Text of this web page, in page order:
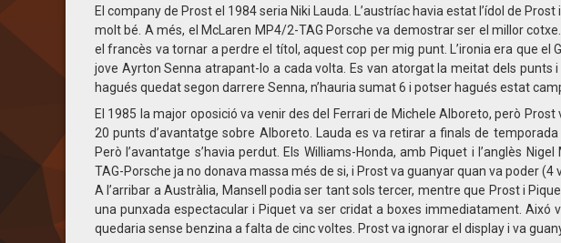
El company de Prost el 1984 seria Niki Lauda. L’austríac havia estat l’ídol de
molt bé. A més, el McLaren MP4/2-TAG Porsche va demostrar ser el millor
el francès va tornar a perdre el títol, aquest cop per mig punt. L’ironia era que el
jove Ayrton Senna atrapant-lo a cada volta. Es van atorgat la meitat dels punts
hagués quedat segon darrere Senna, n’hauria sumat 6 i potser hagués estat
El 1985 la major oposició va venir des del Ferrari de Michele Alboreto, però
20 punts d’avantatge sobre Alboreto. Lauda es va retirar a finals de
Però l’avantatge s’havia perdut. Els Williams-Honda, amb Piquet i l’anglès
TAG-Porsche ja no donava massa més de si, i Prost va guanyar quan va poder
A l’arribar a Austràlia, Mansell podia ser tant sols tercer, mentre que Prost i
una punxada espectacular i Piquet va ser cridat a boxes immediatament. Aixó
quedaria sense benzina a falta de cinc voltes. Prost va ignorar el display i va